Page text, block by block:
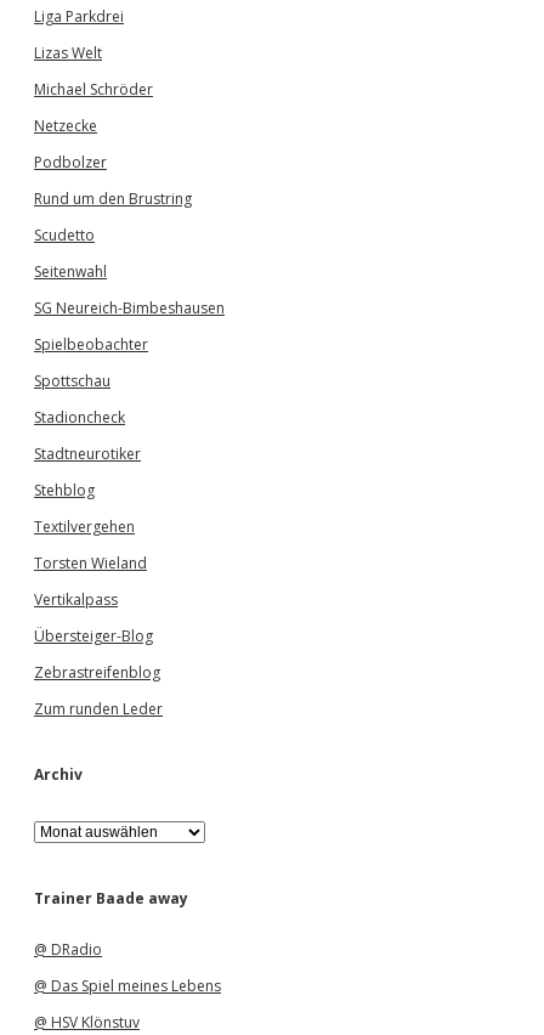
Liga Parkdrei
Lizas Welt
Michael Schröder
Netzecke
Podbolzer
Rund um den Brustring
Scudetto
Seitenwahl
SG Neureich-Bimbeshausen
Spielbeobachter
Spottschau
Stadioncheck
Stadtneurotiker
Stehblog
Textilvergehen
Torsten Wieland
Vertikalpass
Übersteiger-Blog
Zebrastreifenblog
Zum runden Leder
Archiv
A
r
h
Trainer Baade away
@ DRadio
@ Das Spiel meines Lebens
@ HSV Klönstuv